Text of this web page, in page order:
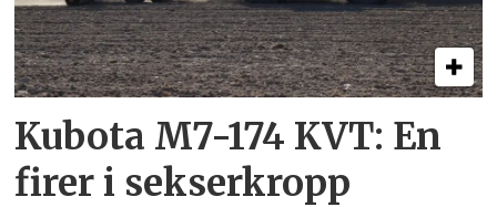
Kubota M7-174 KVT: En
firer i sekserkropp